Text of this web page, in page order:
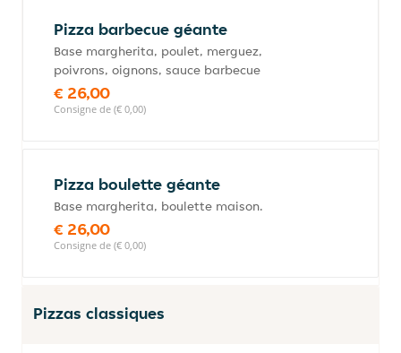
Pizza barbecue géante
Base margherita, poulet, merguez,
poivrons, oignons, sauce barbecue
€ 26,00
Consigne de (€ 0,00)
Pizza boulette géante
Base margherita, boulette maison.
€ 26,00
Consigne de (€ 0,00)
Pizzas classiques